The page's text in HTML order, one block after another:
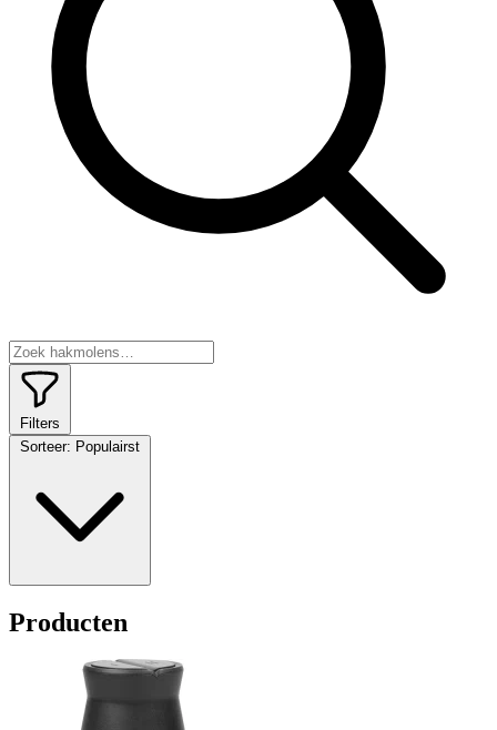
Filters
Sorteer: Populairst
Producten